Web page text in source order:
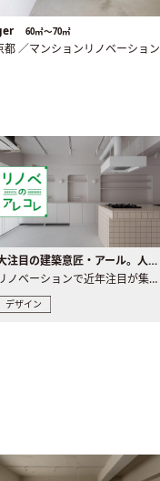
60㎡〜70㎡
都 ／マンションリノベーション
大注目の建築意匠・アール。人気の理由と空間に取り入れるポイント
リノベーションで近年注目が集まる建築意匠の一つであるアール..
デザイン